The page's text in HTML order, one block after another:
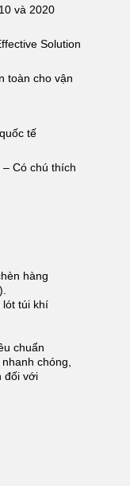
và 2020
Solution
toàn cho vận
tế
Có chú thích
hàng
lót túi khí
chuẩn
chóng,
đối với